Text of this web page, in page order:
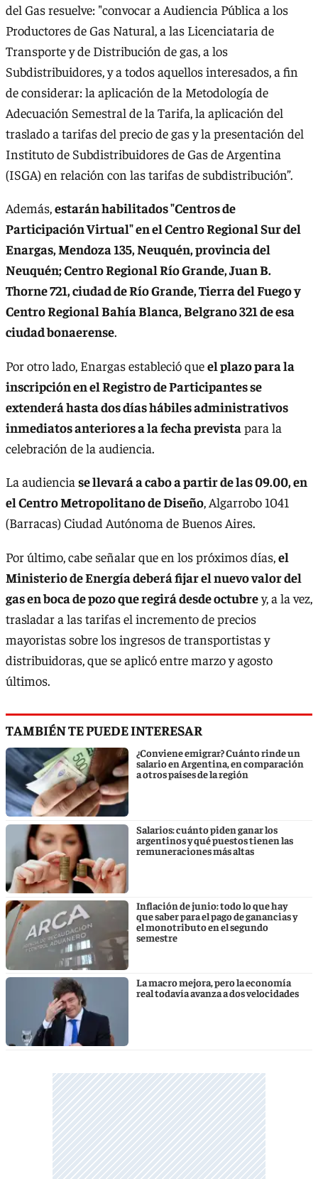
del Gas resuelve: "convocar a Audiencia Pública a los
Productores de Gas Natural, a las Licenciataria de
Transporte y de Distribución de gas, a los
Subdistribuidores, y a todos aquellos interesados, a fin
de considerar: la aplicación de la Metodología de
Adecuación Semestral de la Tarifa, la aplicación del
traslado a tarifas del precio de gas y la presentación del
Instituto de Subdistribuidores de Gas de Argentina
(ISGA) en relación con las tarifas de subdistribución”.
Además,estarán habilitados "Centros de
Participación Virtual" en el Centro Regional Sur del
Enargas, Mendoza 135, Neuquén, provincia del
Neuquén; Centro Regional Río Grande, Juan B.
Thorne 721, ciudad de Río Grande, Tierra del Fuego y
Centro Regional Bahía Blanca, Belgrano 321 de esa
ciudad bonaerense.
Por otro lado, Enargas estableció queel plazo para la
inscripción en el Registro de Participantes se
extenderá hasta dos días hábiles administrativos
inmediatos anteriores a la fecha previstapara la
celebración de la audiencia.
La audiencia se llevará a cabo a partir de las 09.00, en
el Centro Metropolitano de Diseño, Algarrobo 1041
(Barracas) Ciudad Autónoma de Buenos Aires.
Por último, cabe señalar que en los próximos días,el
Ministerio de Energía deberá fijar el nuevo valor del
gas en boca de pozo que regirá desde octubrey, a la vez,
trasladar a las tarifas el incremento de precios
mayoristas sobre los ingresos de transportistas y
distribuidoras, que se aplicó entre marzo y agosto
últimos.
TAMBIÉN TE PUEDE INTERESAR
¿Conviene emigrar? Cuánto rinde un
salario en Argentina, en comparación
a otros países de la región
Salarios: cuánto piden ganar los
argentinos y qué puestos tienen las
remuneraciones más altas
Inflación de junio: todo lo que hay
que saber para el pago de ganancias y
el monotributo en el segundo
semestre
La macro mejora, pero la economía
real todavía avanza a dos velocidades